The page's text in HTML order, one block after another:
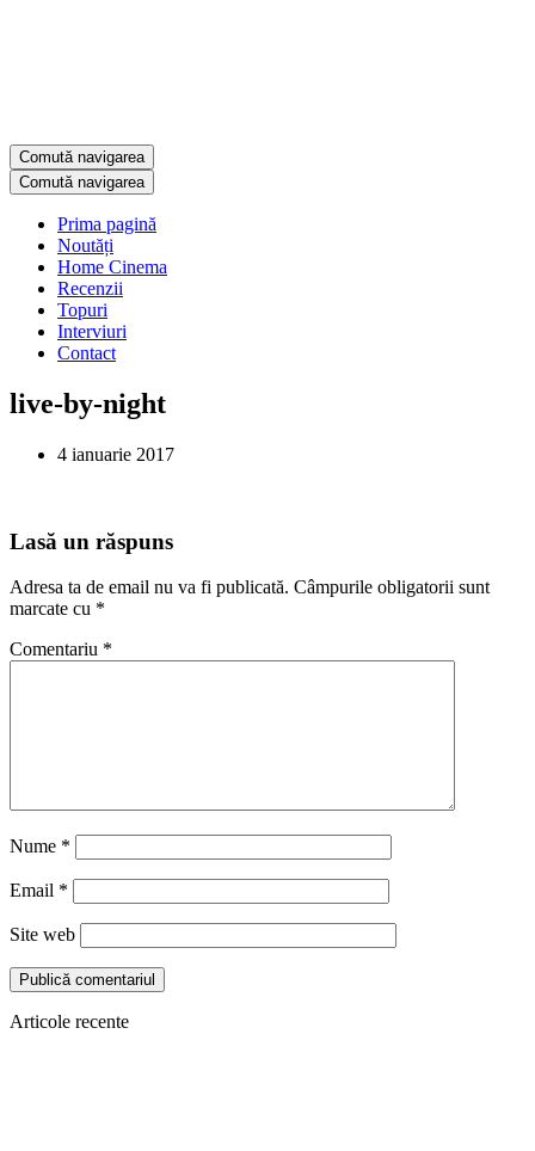
Comută navigarea
Comută navigarea
Prima pagină
Noutăți
Home Cinema
Recenzii
Topuri
Interviuri
Contact
live-by-night
4 ianuarie 2017
Lasă un răspuns
Adresa ta de email nu va fi publicată. Câmpurile obligatorii sunt
marcate cu *
Comentariu *
Nume *
Email *
Site web
Articole recente